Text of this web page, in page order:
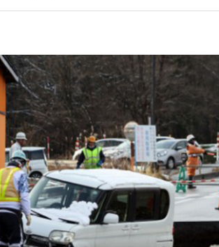
TOP20HABER
Kartepe’de kuşaklar
buluştu, tecrübeler
paylaşıldı